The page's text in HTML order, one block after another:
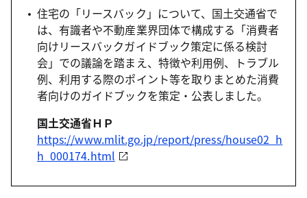
住宅の「リースバック」について、国土交通省で
は、有識者や不動産業界団体で構成する「消費者
向けリースバックガイドブック策定に係る検討
会」での議論を踏まえ、特徴や利用例、トラブル
例、利用する際のポイント等を取りまとめた消費
者向けのガイドブックを策定・公表しました。
国土交通省ＨＰ
https://www.mlit.go.jp/report/press/house02_h
h_000174.html